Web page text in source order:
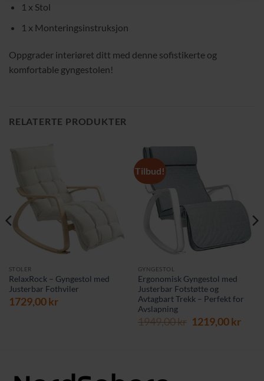
1 x Stol
1 x Monteringsinstruksjon
Oppgrader interiøret ditt med denne sofistikerte og
komfortable gyngestolen!
RELATERTE PRODUKTER
STOLER
RelaxRock – Gyngestol med
Justerbar Fothviler
1729,00kr
Tilbud!
GYNGESTOL
Ergonomisk Gyngestol med
Justerbar Fotstøtte og
Avtagbart Trekk – Perfekt for
Avslapning
1949,00kr Opprinnelig
1219,00kr